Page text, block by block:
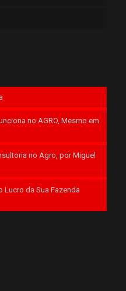
no AGRO, Mesmo em
no Agro, por Miguel
Lucro da Sua Fazenda